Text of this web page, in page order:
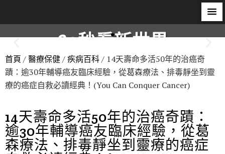
60秒看新世界
柿子文化
首頁 /醫療保健/疾病百科/ 14天壽命多活50年的治癌奇
蹟：逾30年輔導癌友臨床經驗，從葛森療法、排毒靜坐到靈
療的癌症自救必讀經典！(You Can Conquer Cancer)
14天壽命多活50年的治癌奇蹟：
逾30年輔導癌友臨床經驗，從葛
森療法、排毒靜坐到靈療的癌症